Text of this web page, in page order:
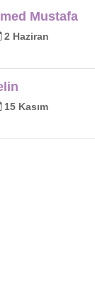
Mustafa
2 Haziran
15 Kasım